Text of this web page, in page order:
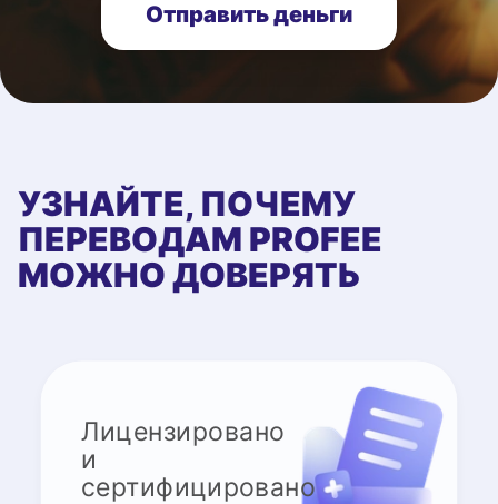
Отправить деньги
УЗНАЙТЕ, ПОЧЕМУ
ПЕРЕВОДАМ PROFEE
МОЖНО ДОВЕРЯТЬ
Лицензировано
и
сертифицировано